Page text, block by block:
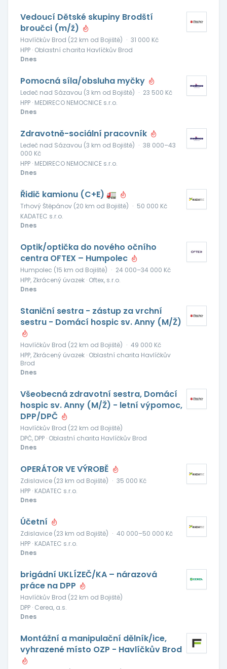
Vedoucí Dětské skupiny Brodští
broučci (m/ž)
Havlíčkův Brod (22 km od Bojiště) · 31 000 Kč
HPP · Oblastní charita Havlíčkův Brod
Dnes
Pomocná síla/obsluha myčky
Ledeč nad Sázavou (3 km od Bojiště) · 23 500 Kč
HPP · MEDIRECO NEMOCNICE s.r.o.
Dnes
Zdravotně-sociální pracovník
Ledeč nad Sázavou (3 km od Bojiště) · 38 000–43
000 Kč
HPP · MEDIRECO NEMOCNICE s.r.o.
Dnes
Řidič kamionu (C+E) 🚛
Trhový Štěpánov (20 km od Bojiště) · 50 000 Kč
KADATEC s.r.o.
Dnes
Optik/optička do nového očního
centra OFTEX – Humpolec
Humpolec (15 km od Bojiště) · 24 000–34 000 Kč
HPP, Zkrácený úvazek · Oftex, s.r.o.
Dnes
Staniční sestra - zástup za vrchní
sestru - Domácí hospic sv. Anny (M/Ž)
Havlíčkův Brod (22 km od Bojiště) · 49 000 Kč
HPP, Zkrácený úvazek · Oblastní charita Havlíčkův
Brod
Dnes
Všeobecná zdravotní sestra, Domácí
hospic sv. Anny (M/Ž) - letní výpomoc,
DPP/DPČ
Havlíčkův Brod (22 km od Bojiště)
DPČ, DPP · Oblastní charita Havlíčkův Brod
Dnes
OPERÁTOR VE VÝROBĚ
Zdislavice (23 km od Bojiště) · 35 000 Kč
HPP · KADATEC s.r.o.
Dnes
Účetní
Zdislavice (23 km od Bojiště) · 40 000–50 000 Kč
HPP · KADATEC s.r.o.
Dnes
brigádní UKLÍZEČ/KA – nárazová
práce na DPP
Havlíčkův Brod (22 km od Bojiště)
DPP · Cerea, a.s.
Dnes
Montážní a manipulační dělník/ice,
vyhrazené místo OZP - Havlíčkův Brod